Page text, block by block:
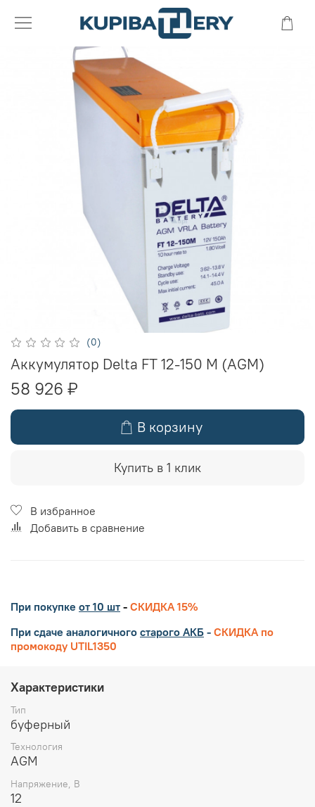
(0)
Аккумулятор Delta FT 12-150 M (AGM)
58 926 ₽
В корзину
Купить в 1 клик
В избранное
Добавить в сравнение
При покупке от 10 шт - СКИДКА 15%
При сдаче аналогичного старого АКБ - СКИДКА по
промокоду UTIL1350
Характеристики
Тип
буферный
Технология
AGM
Напряжение, В
12